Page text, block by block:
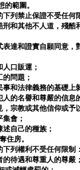
的範圍。
下列禁止保證不受任何
刑和其他不人道，殘酷
表達和證實自願同意，
口販運；
問題；
事和法律義務的基礎上
人的名譽和尊嚴的信息
，宗教或其他信仰或予
會；
自己的種族；
住房。
下列權利不受任何限制：
的待遇和尊重人的尊嚴；